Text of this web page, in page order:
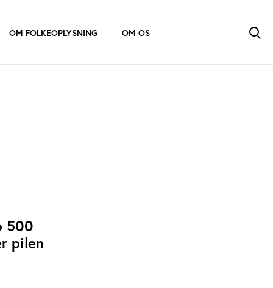
OM FOLKEOPLYSNING OM OS
500
pilen